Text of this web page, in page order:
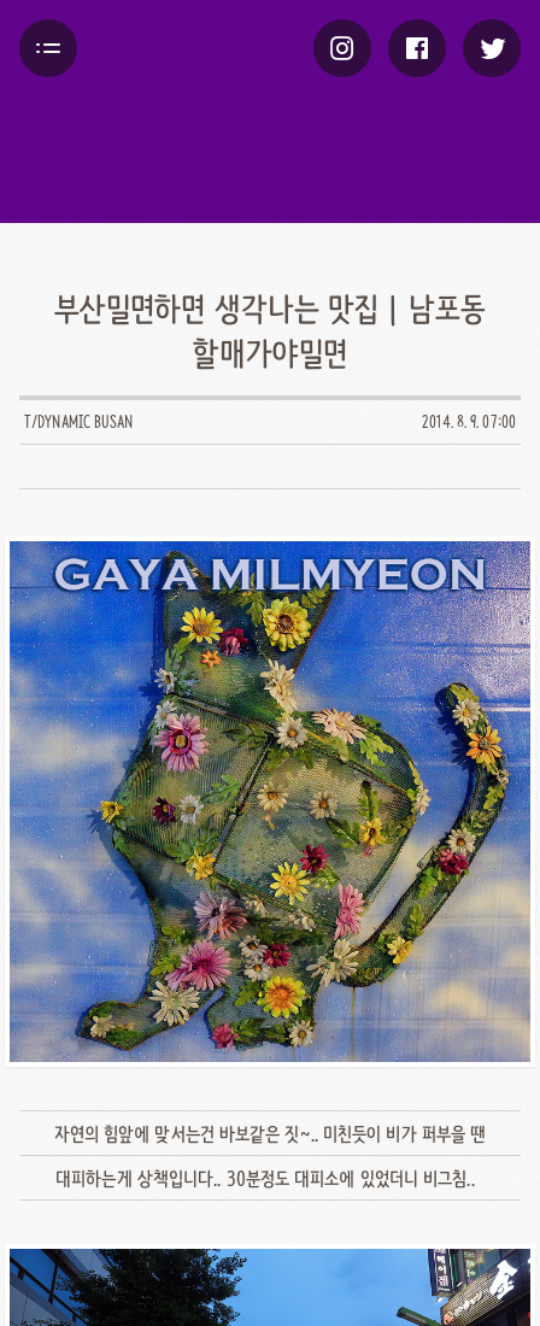
부산밀면하면 생각나는 맛집 | 남포동
할매가야밀면
T/DYNAMIC BUSAN 2014. 8. 9. 07:00
자연의 힘앞에 맞서는건 바보같은 짓~.. 미친듯이 비가 퍼부을 땐
대피하는게 상책입니다.. 30분정도 대피소에 있었더니 비그침..